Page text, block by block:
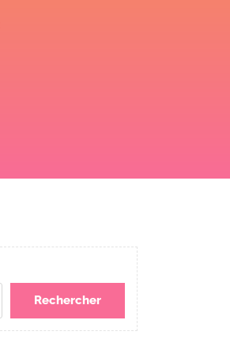
Rechercher